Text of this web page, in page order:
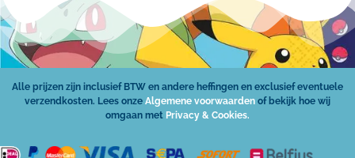
Alle prijzen zijn inclusief BTW en andere heffingen en exclusief eventuele
verzendkosten. Lees onze Algemene voorwaarden of bekijk hoe wij
omgaan met Privacy & Cookies.